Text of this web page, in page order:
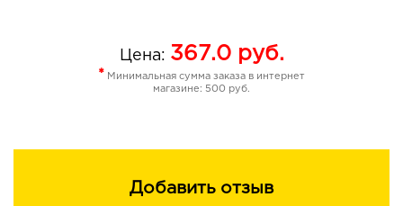
Цена: 367.0руб.
* Минимальная сумма заказа в интернет
магазине: 500 руб.
Добавить отзыв